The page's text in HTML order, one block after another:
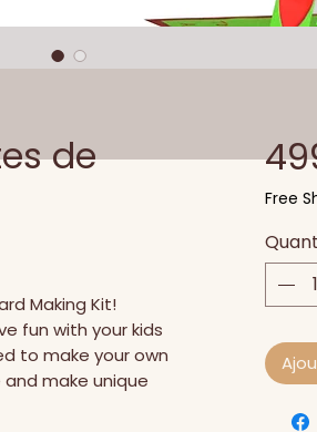
de
Making Kit!
fun with your kids
to make your own
make unique
Free